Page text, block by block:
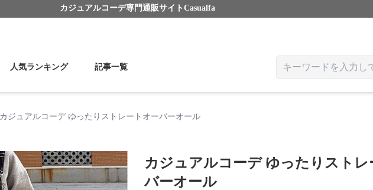
カジュアルコーデ専門通販サイト Casualfa
人気ランキング 記事一覧
カジュアルコーデ ゆったりストレートオーバーオール
カジュアルコーデ ゆったりストレ
バーオール